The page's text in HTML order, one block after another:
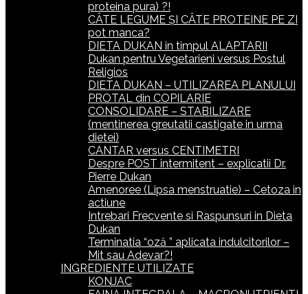
proteina pura) ?!
CÂTE LEGUME ȘI CÂTE PROTEINE PE ZI
pot manca?
DIETA DUKAN in timpul ALAPTARII
Dukan pentru Vegetarieni versus Postul
Religios
DIETA DUKAN – UTILIZAREA PLANULUI
PROTAL din COPILARIE
CONSOLIDARE – STABILIZARE
(mentinerea greutatii castigate in urma
dietei)
CANTAR versus CENTIMETRI
Despre POST intermitent – explicatii Dr.
Pierre Dukan
Amenoree (Lipsa menstruatie) – Cetoza in
actiune
Intrebari Frecvente si Raspunsuri in Dieta
Dukan
Terminatia “oză ” aplicata indulcitorilor –
Mit sau Adevar?!
INGREDIENTE UTILIZATE
KONJAC